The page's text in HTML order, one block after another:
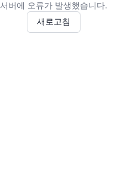
서버에 오류가 발생했습니다.
새로고침